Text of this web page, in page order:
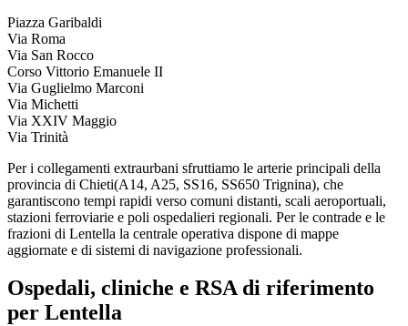
Piazza Garibaldi
Via Roma
Via San Rocco
Corso Vittorio Emanuele II
Via Guglielmo Marconi
Via Michetti
Via XXIV Maggio
Via Trinità
Per i collegamenti extraurbani sfruttiamo le arterie principali della
provincia di Chieti(A14, A25, SS16, SS650 Trignina), che
garantiscono tempi rapidi verso comuni distanti, scali aeroportuali,
stazioni ferroviarie e poli ospedalieri regionali. Per le contrade e le
frazioni di Lentella la centrale operativa dispone di mappe
aggiornate e di sistemi di navigazione professionali.
Ospedali, cliniche e RSA di riferimento
per Lentella